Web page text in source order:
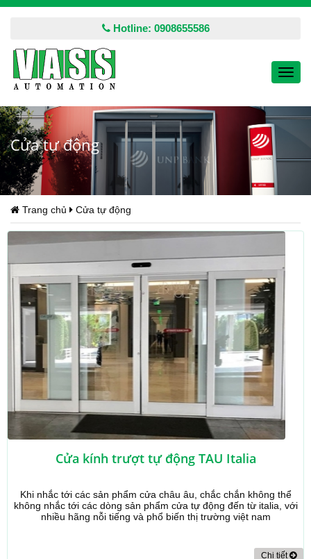
Hotline: 0908655586
Cửa tự động
Trang chủ Cửa tự động
Cửa kính trượt tự động TAU Italia
Khi nhắc tới các sản phẩm cửa châu âu, chắc chắn không thể
không nhắc tới các dòng sản phẩm cửa tự động đến từ italia, với
nhiều hãng nỗi tiếng và phổ biến thị trường việt nam
Chi tiết